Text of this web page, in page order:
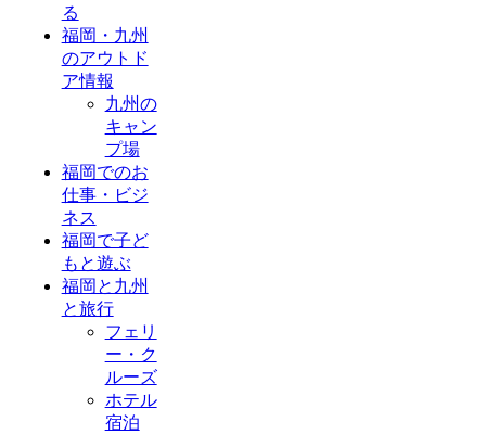
る
福岡・九州
のアウトド
ア情報
九州の
キャン
プ場
福岡でのお
仕事・ビジ
ネス
福岡で子ど
もと遊ぶ
福岡と九州
と旅行
フェリ
ー・ク
ルーズ
ホテル
宿泊